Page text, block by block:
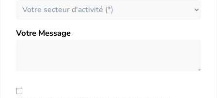
Votre Message